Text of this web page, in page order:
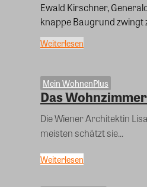
Ewald Kirschner,
knappe Baugrund zwingt
Weiterlesen
Mein WohnenPlus
Das
Die Wiener Architektin
meisten schätzt sie...
Weiterlesen